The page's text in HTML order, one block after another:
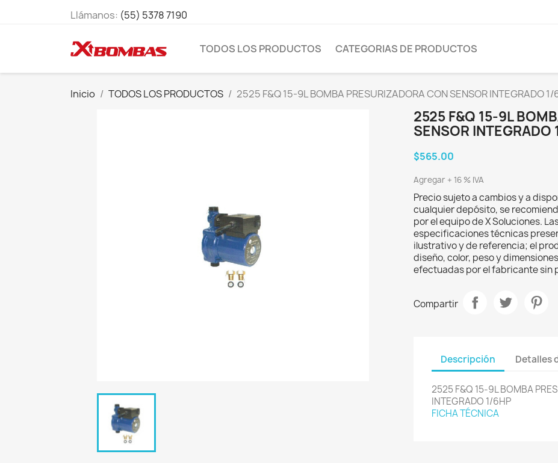
Llámanos: (55) 5378 7190
TODOS LOS PRODUCTOS CATEGORIAS DE PRODUCTOS
Inicio TODOS LOS PRODUCTOS 2525 F&Q 15-9L BOMBA PRESURIZADORA CON SENSOR INTEGRADO
2525 F&Q 15-9L
SENSOR
$565.00
Agregar + 16 % IVA
Precio sujeto a cambios y a
cualquier depósito, se
por el equipo de X Soluciones.
especificaciones técnicas
ilustrativo y de referencia; el
diseño, color, peso y
efectuadas por el fabricante sin
Compartir
Descripción Detalles
2525 F&Q 15-9L BOMBA
INTEGRADO 1/6HP
FICHA TÉCNICA